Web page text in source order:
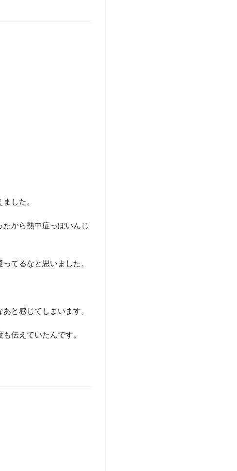
した。
から熱中症っぽいんじ
てるなと思いました。
と感じてしまいます。
伝えていたんです。